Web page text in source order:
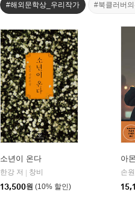
#해외문학상_우리작가 #북클러버의
소년이 온다
한강 저
창비
13,500원 (10% 할인)
아
손